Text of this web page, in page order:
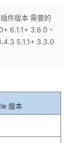
件版本 需要的
6.1.1+ 3.6.0 -
5.1.1+ 3.3.0
版本